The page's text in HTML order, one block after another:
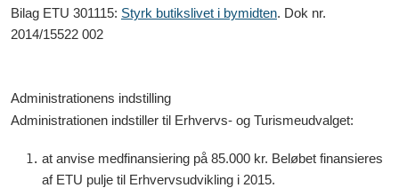
Bilag ETU 301115: Styrk butikslivet i bymidten. Dok nr.
2014/15522 002
Administrationens indstilling
Administrationen indstiller til Erhvervs- og Turismeudvalget:
at anvise medfinansiering på 85.000 kr. Beløbet finansieres
af ETU pulje til Erhvervsudvikling i 2015.